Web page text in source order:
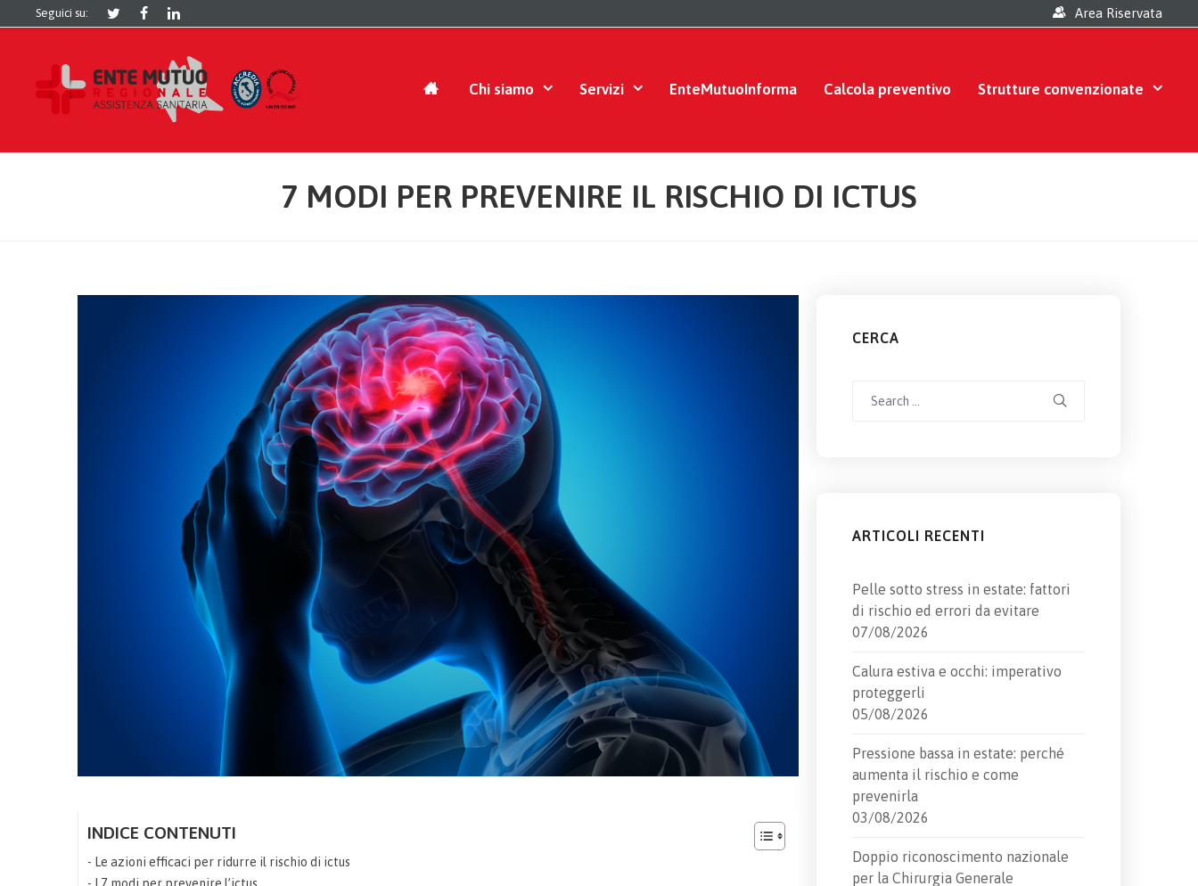
Seguici su: Area Riservata
Chi siamo Servizi EnteMutuoInforma Calcola preventivo Strutture convenzionate
7 MODI PER PREVENIRE IL RISCHIO DI ICTUS
INDICE CONTENUTI
Le azioni efficaci per ridurre il rischio di ictus
I 7 modi per prevenire l’ictus
CERCA
ARTICOLI RECENTI
Pelle sotto stress in estate: fattori
di rischio ed errori da evitare
07/08/2026
Calura estiva e occhi: imperativo
proteggerli
05/08/2026
Pressione bassa in estate: perché
aumenta il rischio e come
prevenirla
03/08/2026
Doppio riconoscimento nazionale
per la Chirurgia Generale